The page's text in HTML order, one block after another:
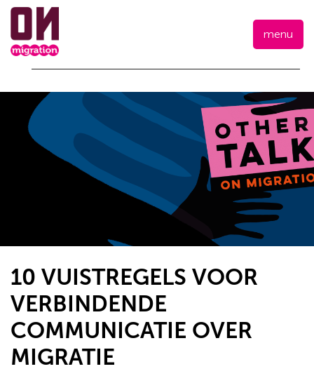
menu
10 VUISTREGELS VOOR
VERBINDENDE
COMMUNICATIE OVER
MIGRATIE